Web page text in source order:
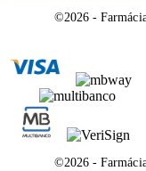
©2026 -
©2026 -